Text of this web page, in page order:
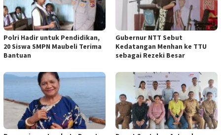
Polri Hadir untuk Pendidikan,
20 Siswa SMPN Maubeli Terima
Bantuan
Gubernur NTT Sebut
Kedatangan Menhan ke TTU
sebagai Rezeki Besar